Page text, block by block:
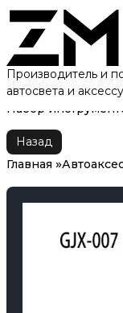
Производитель и
автосвета и
Главная
Набор
Назад
Главная